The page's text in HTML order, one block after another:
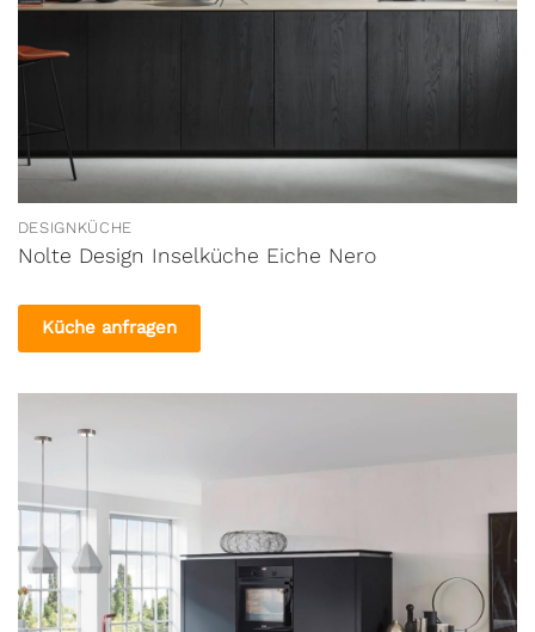
DESIGNKÜCHE
Nolte Design Inselküche Eiche Nero
Küche anfragen